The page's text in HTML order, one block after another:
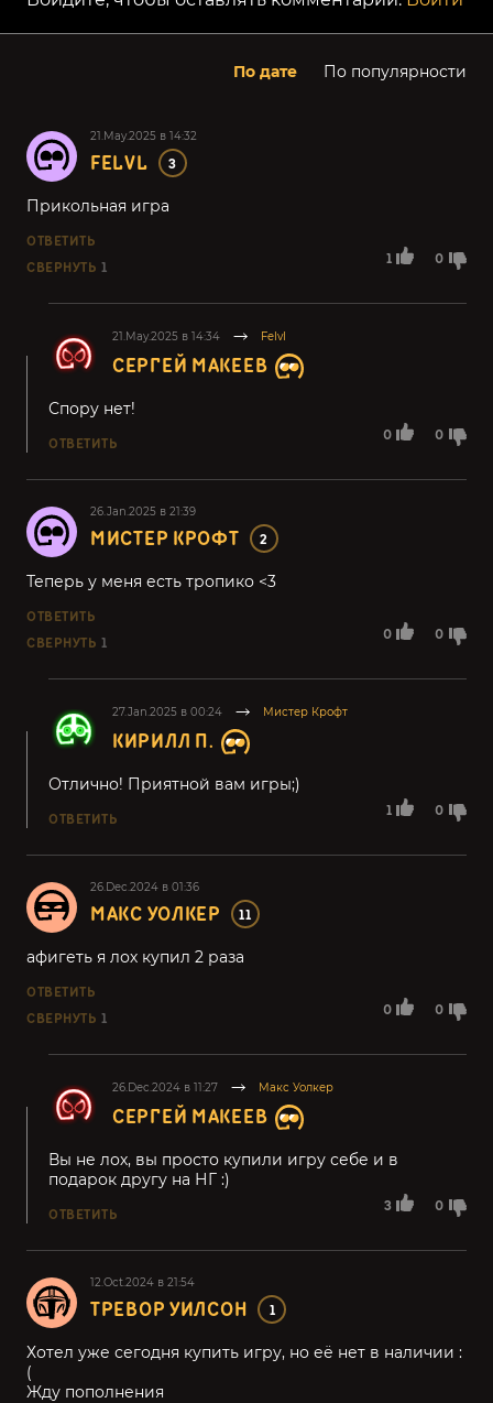
По дате По популярности
21.May.2025 в 14:32
FELVL 3
1 0
Прикольная игра
ОТВЕТИТЬ
СВЕРНУТЬ 1
21.May.2025 в 14:34 Felvl
СЕРГЕЙ МАКЕЕВ
0 0
Спору нет!
ОТВЕТИТЬ
26.Jan.2025 в 21:39
МИСТЕР КРОФТ 2
0 0
Теперь у меня есть тропико <3
ОТВЕТИТЬ
СВЕРНУТЬ 1
27.Jan.2025 в 00:24 Мистер Крофт
КИРИЛЛ П.
1 0
Отлично! Приятной вам игры;)
ОТВЕТИТЬ
26.Dec.2024 в 01:36
МАКС УОЛКЕР 11
0 0
афигеть я лох купил 2 раза
ОТВЕТИТЬ
СВЕРНУТЬ 1
26.Dec.2024 в 11:27 Макс Уолкер
СЕРГЕЙ МАКЕЕВ
3 0
Вы не лох, вы просто купили игру себе и в
подарок другу на НГ :)
ОТВЕТИТЬ
12.Oct.2024 в 21:54
ТРЕВОР УИЛСОН 1
Хотел уже сегодня купить игру, но её нет в наличии :
(
Жду пополнения